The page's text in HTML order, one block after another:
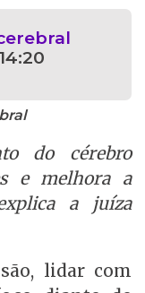
do cérebro
e melhora a
a juíza
lidar com